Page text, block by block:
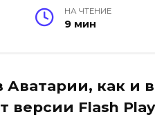
НА ЧТЕНИЕ
9 мин
как и
версии Flash